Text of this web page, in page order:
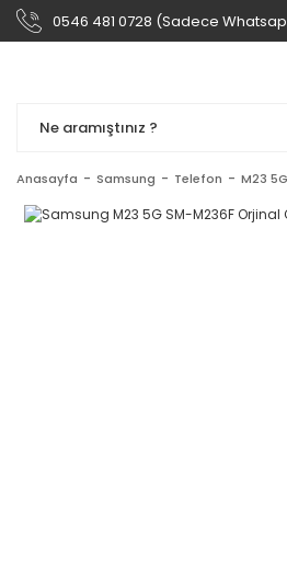
0546 481 0728 (Sadece
Anasayfa Samsung Telefon M23